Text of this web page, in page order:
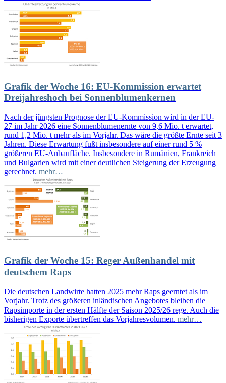
Grafik der Woche 16: EU-Kommission erwartet
Dreijahreshoch bei Sonnenblumenkernen
Nach der jüngsten Prognose der EU-Kommission wird in der EU-
27 im Jahr 2026 eine Sonnenblumenernte von 9,6 Mio. t erwartet,
rund 1,2 Mio. t mehr als im Vorjahr. Das wäre die größte Ernte seit 3
Jahren. Diese Erwartung fußt insbesondere auf einer rund 5 %
größeren EU-Anbaufläche. Insbesondere in Rumänien, Frankreich
und Bulgarien wird mit einer deutlichen Steigerung der Erzeugung
gerechnet. mehr…
Grafik der Woche 15: Reger Außenhandel mit
deutschem Raps
Die deutschen Landwirte hatten 2025 mehr Raps geerntet als im
Vorjahr. Trotz des größeren inländischen Angebotes bleiben die
Rapsimporte in der ersten Hälfte der Saison 2025/26 rege. Auch die
bisherigen Exporte übertreffen das Vorjahresvolumen. mehr…